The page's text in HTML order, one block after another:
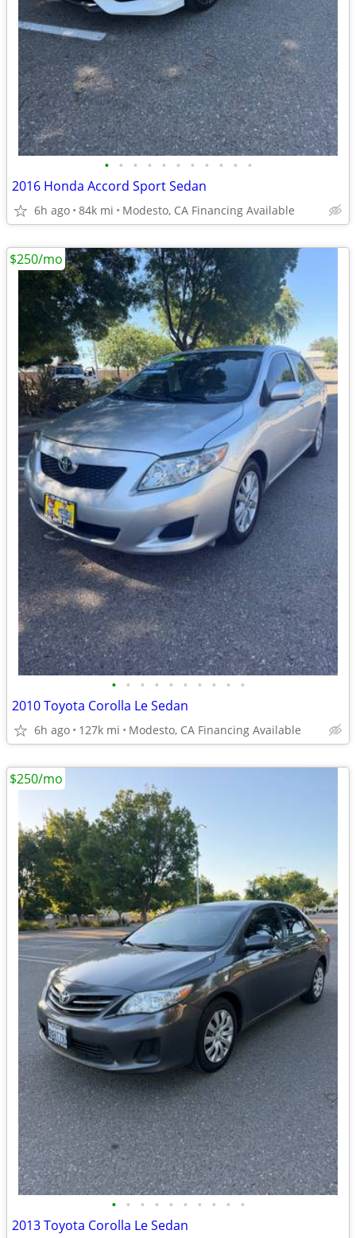
• • • • • • • • • • •
2016 Honda Accord Sport Sedan
6h ago 84k mi Modesto, CA Financing Available
• • • • • • • • • •
2010 Toyota Corolla Le Sedan
6h ago 127k mi Modesto, CA Financing Available
$250/mo
• • • • • • • • • •
2013 Toyota Corolla Le Sedan
$250/mo